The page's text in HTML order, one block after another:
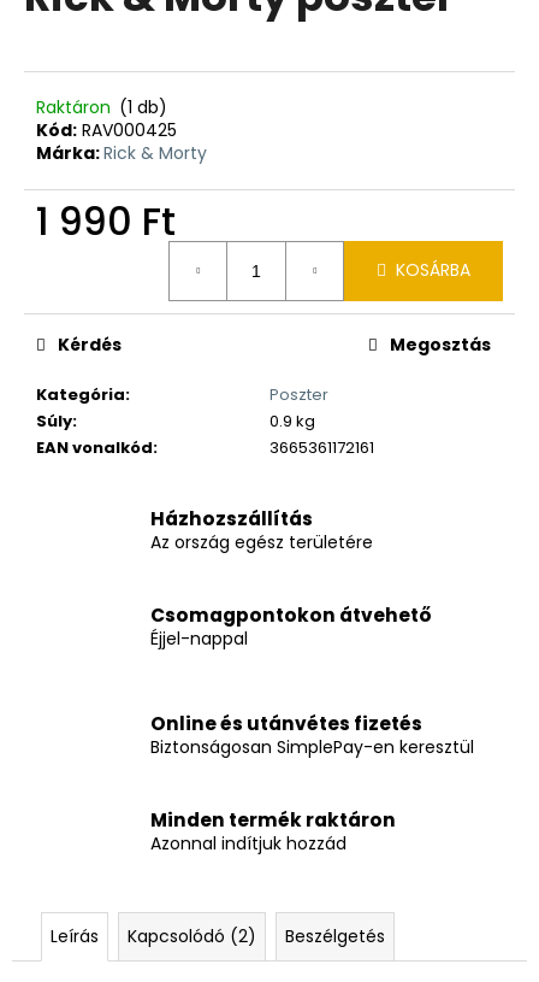
0,0
csillag.
Raktáron (1 db)
Kód: RAV000425
Márka:Rick & Morty
1 990 Ft
KOSÁRBA
Kategória:
Poszter
Súly:
0.9 kg
EAN vonalkód: 3665361172161
Kérdés Megosztás
Házhozszállítás
Az ország egész területére
Csomagpontokon átvehető
Éjjel-nappal
Online és utánvétes fizetés
Biztonságosan SimplePay-en keresztül
Minden termék raktáron
Azonnal indítjuk hozzád
Leírás Kapcsolódó (2) Beszélgetés